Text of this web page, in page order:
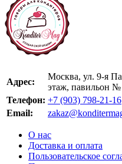
Адрес:
Москва, ул. 9-я
этаж, павильон №
Телефон: +7 (903) 798-21-16
Email:
О нас
Доставка и оплата
Пользовательское